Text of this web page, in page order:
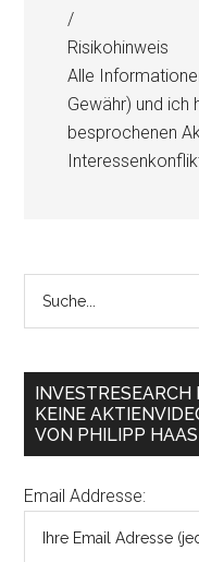
/
Risikohinweis
Alle
Gewähr) und ich
besprochenen
INVESTRESEARCH
KEINE
VON PHILIPP HAAS
Email Addresse: